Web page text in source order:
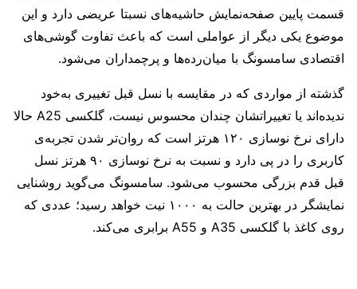
قسمت پایین صفحه‌نمایش حاشیه‌های نسبتا عریضی دارد و این
موضوع یکی دیگر از عواملی است که باعث تفاوت گوشی‌های
اقتصادی سامسونگ با میان‌رده‌ها و پرچمداران می‌شود.
گذشته از مواردی که در مقایسه با نسل قبل تغییری به‌خود
ندیده‌اند یا تغییراتشان چندان محسوس نیست، گلکسی A25 حالا
دارای نرخ نوسازی ۱۲۰ هرتز است که روان‌تر شدن تجربه‌ی
کاربری را در پی دارد و نسبت به نرخ نوسازی ۹۰ هرتز نسل
قبل قدم بزرگی محسوب می‌شود. سامسونگ می‌گوید روشنایی
نمایشگر در بهترین حالت به ۱۰۰۰ نیت خواهد رسید؛ عددی که
روی کاغذ با گلکسی A35 و A55 برابری می‌کند.